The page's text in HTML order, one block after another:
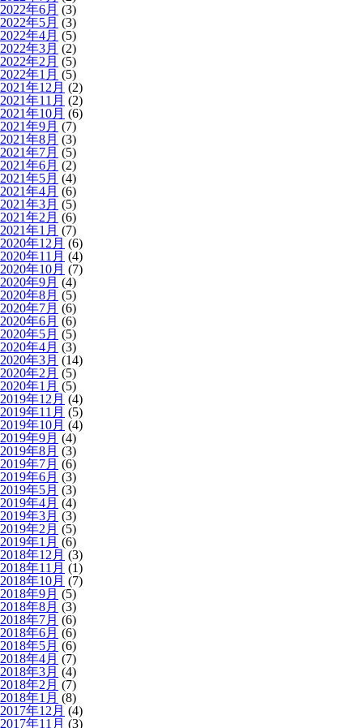
2022年6月 (3)
2022年5月 (3)
2022年4月 (5)
2022年3月 (2)
2022年2月 (5)
2022年1月 (5)
2021年12月 (2)
2021年11月 (2)
2021年10月 (6)
2021年9月 (7)
2021年8月 (3)
2021年7月 (5)
2021年6月 (2)
2021年5月 (4)
2021年4月 (6)
2021年3月 (5)
2021年2月 (6)
2021年1月 (7)
2020年12月 (6)
2020年11月 (4)
2020年10月 (7)
2020年9月 (4)
2020年8月 (5)
2020年7月 (6)
2020年6月 (6)
2020年5月 (5)
2020年4月 (3)
2020年3月 (14)
2020年2月 (5)
2020年1月 (5)
2019年12月 (4)
2019年11月 (5)
2019年10月 (4)
2019年9月 (4)
2019年8月 (3)
2019年7月 (6)
2019年6月 (3)
2019年5月 (3)
2019年4月 (4)
2019年3月 (3)
2019年2月 (5)
2019年1月 (6)
2018年12月 (3)
2018年11月 (1)
2018年10月 (7)
2018年9月 (5)
2018年8月 (3)
2018年7月 (6)
2018年6月 (6)
2018年5月 (6)
2018年4月 (7)
2018年3月 (4)
2018年2月 (7)
2018年1月 (8)
2017年12月 (4)
2017年11月 (3)